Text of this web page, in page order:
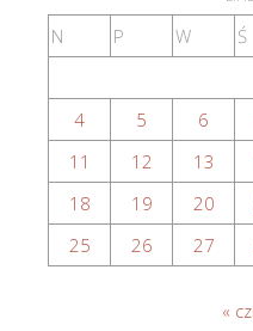
N
P W Ś
4
5 6
11
12 13
18
19 20
25
26 27
«